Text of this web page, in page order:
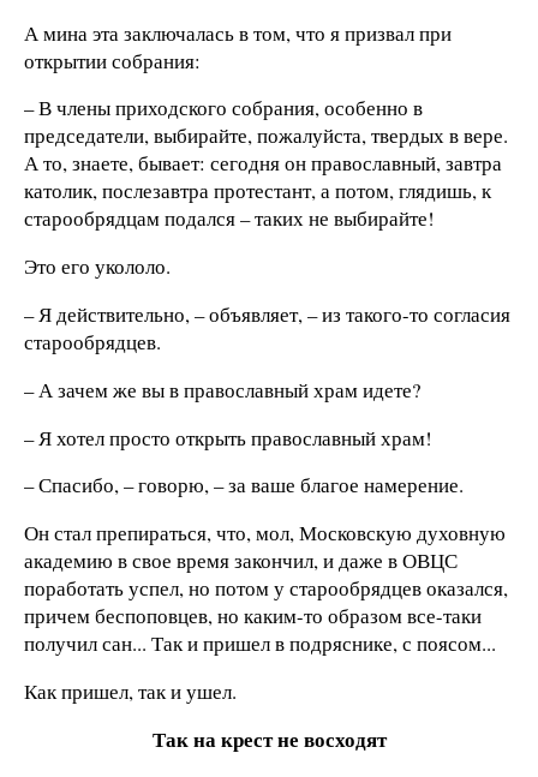
А мина эта заключалась в том, что я призвал при
открытии собрания:
– В члены приходского собрания, особенно в
председатели, выбирайте, пожалуйста, твердых в вере.
А то, знаете, бывает: сегодня он православный, завтра
католик, послезавтра протестант, а потом, глядишь, к
старообрядцам подался – таких не выбирайте!
Это его укололо.
– Я действительно, – объявляет, – из такого-то согласия
старообрядцев.
– А зачем же вы в православный храм идете?
– Я хотел просто открыть православный храм!
– Спасибо, – говорю, – за ваше благое намерение.
Он стал препираться, что, мол, Московскую духовную
академию в свое время закончил, и даже в ОВЦС
поработать успел, но потом у старообрядцев оказался,
причем беспоповцев, но каким-то образом все-таки
получил сан... Так и пришел в подряснике, с поясом...
Как пришел, так и ушел.
Так на крест не восходят